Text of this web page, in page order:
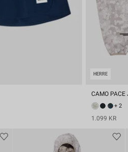
HERRE
CAMO PACE
+ 2
1.099 KR